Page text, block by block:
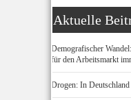
Aktuelle
Demografischer
für den Arbeitsmarkt
Drogen: In